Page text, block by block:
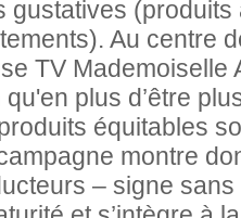
gustatives
Au centre
TV Mademoiselle
qu'en plus d’être
équitables
montre
– signe